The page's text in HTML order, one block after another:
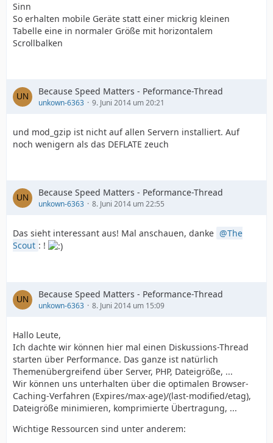
Sinn
So erhalten mobile Geräte statt einer mickrig kleinen
Tabelle eine in normaler Größe mit horizontalem
Scrollbalken
Because Speed Matters - Peformance-Thread
unkown-6363 9. Juni 2014 um 20:21
und mod_gzip ist nicht auf allen Servern installiert. Auf
noch wenigern als das DEFLATE zeuch
Because Speed Matters - Peformance-Thread
unkown-6363 8. Juni 2014 um 22:55
Das sieht interessant aus! Mal anschauen, danke
The
Scout : !
Because Speed Matters - Peformance-Thread
unkown-6363 8. Juni 2014 um 15:09
Hallo Leute,
Ich dachte wir können hier mal einen Diskussions-Thread
starten über Performance. Das ganze ist natürlich
Themenübergreifend über Server, PHP, Dateigröße, ...
Wir können uns unterhalten über die optimalen Browser-
Caching-Verfahren (Expires/max-age)/(last-modified/etag),
Dateigröße minimieren, komprimierte Übertragung, ...
Wichtige Ressourcen sind unter anderem: